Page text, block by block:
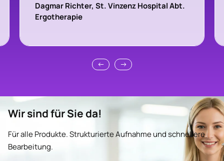
Dagmar Richter, St. Vinzenz Hospital Abt.
Ergotherapie
Wir sind für Sie da!
Für alle Produkte. Strukturierte Aufnahme und schnellere
Bearbeitung.